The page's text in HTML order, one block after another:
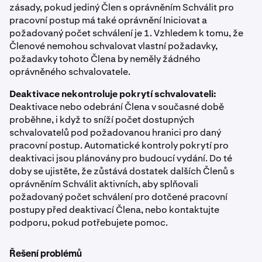
zásady, pokud jediný Člen s oprávněním Schválit pro
pracovní postup má také oprávnění Iniciovat a
požadovaný počet schválení je 1. Vzhledem k tomu, že
Členové nemohou schvalovat vlastní požadavky,
požadavky tohoto Člena by neměly žádného
oprávněného schvalovatele.
Deaktivace nekontroluje pokrytí schvalovateli:
Deaktivace nebo odebrání Člena v současné době
proběhne, i když to sníží počet dostupných
schvalovatelů pod požadovanou hranici pro daný
pracovní postup. Automatické kontroly pokrytí pro
deaktivaci jsou plánovány pro budoucí vydání. Do té
doby se ujistěte, že zůstává dostatek dalších Členů s
oprávněním Schválit aktivních, aby splňovali
požadovaný počet schválení pro dotčené pracovní
postupy před deaktivací Člena, nebo kontaktujte
podporu, pokud potřebujete pomoc.
Řešení problémů